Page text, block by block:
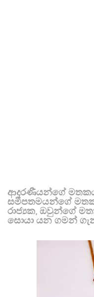
ආදරණීයන්ගේ
සමීපතමයන්ගේ
රාජ්‍යක, ඔවුන්ගේ
සොයා යන ගමන්